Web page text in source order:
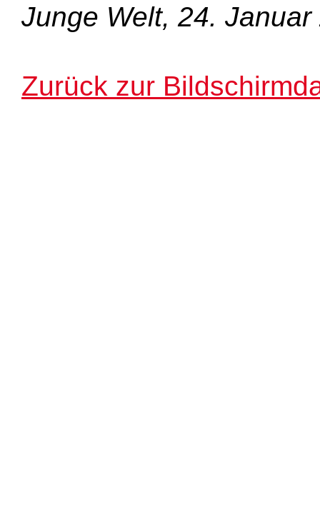
Junge Welt, 24. Januar
Zurück zur